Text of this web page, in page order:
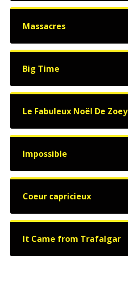
Massacres
Big Time
Le Fabuleux Noël De Zoey
Impossible
Coeur capricieux
It Came from Trafalgar